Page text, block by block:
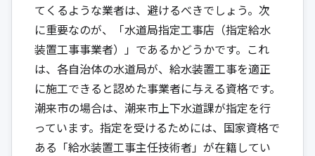
てくるような業者は、避けるべきでしょう。次
に重要なのが、「水道局指定工事店（指定給水
装置工事事業者）」であるかどうかです。これ
は、各自治体の水道局が、給水装置工事を適正
に施工できると認めた事業者に与える資格です。
潮来市の場合は、潮来市上下水道課が指定を行
っています。指定を受けるためには、国家資格で
ある「給水装置工事主任技術者」が在籍してい